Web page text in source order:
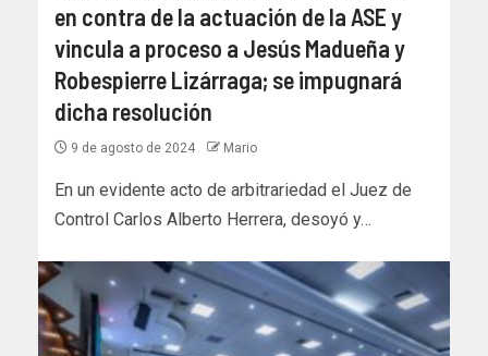
en contra de la actuación de la ASE y
vincula a proceso a Jesús Madueña y
Robespierre Lizárraga; se impugnará
dicha resolución
9 de agosto de 2024 Mario
En un evidente acto de arbitrariedad el Juez de
Control Carlos Alberto Herrera, desoyó y…